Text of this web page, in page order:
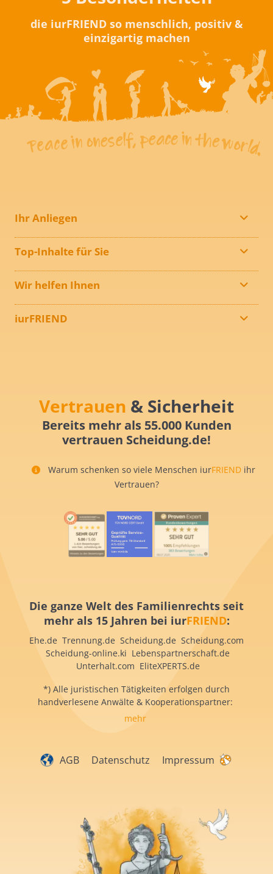
die iurFRIEND so menschlich, positiv &
einzigartig machen
Ihr Anliegen
Top-Inhalte für Sie
Wir helfen Ihnen
iurFRIEND
Vertrauen & Sicherheit
Bereits mehr als 55.000 Kunden
vertrauen Scheidung.de!
Warum schenken so viele Menschen iurFRIEND ihr
Vertrauen?
Die ganze Welt des Familienrechts seit
mehr als 15 Jahren bei iurFRIEND:
Ehe.de Trennung.de Scheidung.de Scheidung.com
Scheidung-online.ki Lebenspartnerschaft.de
Unterhalt.com EliteXPERTS.de
*) Alle juristischen Tätigkeiten erfolgen durch
handverlesene Anwälte & Kooperationspartner:
mehr
AGB Datenschutz Impressum